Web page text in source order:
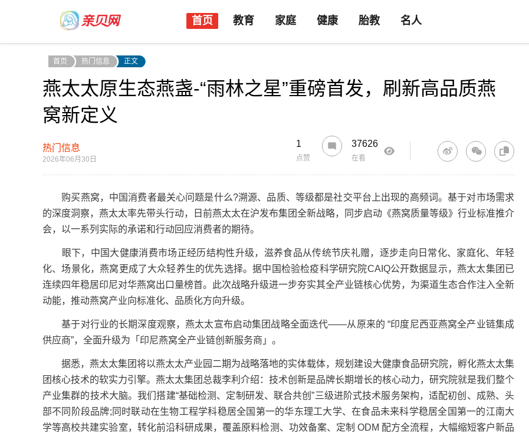
首页 教育 家庭 健康 胎教 名人
首页 热门信息 正文
燕太太原生态燕盏-“雨林之星”重磅首发，刷新高品质燕
窝新定义
热门信息
2026年06月30日
1
点赞
37626
在看
购买燕窝，中国消费者最关心问题是什么?溯源、品质、等级都是社交平台上出现的高频词。基于对市场需求
的深度洞察，燕太太率先带头行动，日前燕太太在沪发布集团全新战略，同步启动《燕窝质量等级》行业标准推介
会，以一系列实际的承诺和行动回应消费者的期待。
眼下，中国大健康消费市场正经历结构性升级，滋养食品从传统节庆礼赠，逐步走向日常化、家庭化、年轻
化、场景化，燕窝更成了大众轻养生的优先选择。据中国检验检疫科学研究院CAIQ公开数据显示，燕太太集团已
连续四年稳居印尼对华燕窝出口量榜首。此次战略升级进一步夯实其全产业链核心优势，为渠道生态合作注入全新
动能，推动燕窝产业向标准化、品质化方向升级。
基于对行业的长期深度观察，燕太太宣布启动集团战略全面迭代——从原来的 “印度尼西亚燕窝全产业链集成
供应商”，全面升级为「印尼燕窝全产业链创新服务商」。
据悉，燕太太集团将以燕太太产业园二期为战略落地的实体载体，规划建设大健康食品研究院，孵化燕太太集
团核心技术的软实力引擎。燕太太集团总裁李利介绍：技术创新是品牌长期增长的核心动力，研究院就是我们整个
产业集群的技术大脑。我们搭建“基础检测、定制研发、联合共创”三级进阶式技术服务架构，适配初创、成熟、头
部不同阶段品牌;同时联动在生物工程学科稳居全国第一的华东理工大学、在食品未来科学稳居全国第一的江南大
学等高校共建实验室，转化前沿科研成果，覆盖原料检测、功效备案、定制 ODM 配方全流程，大幅缩短客户新品